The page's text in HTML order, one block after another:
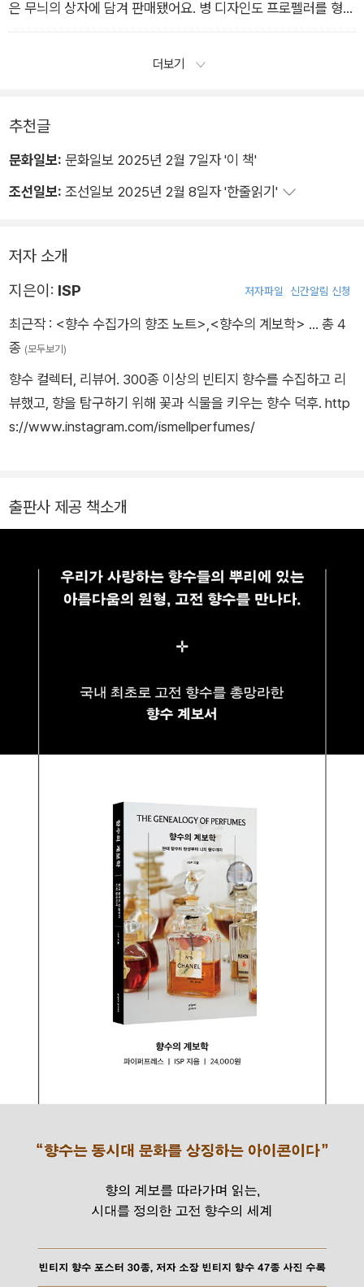
서도 초콜릿을 연상시키는 느낌을 줬어요.
[1920년대 - 이국적인 향과 모던함을 표현한 전설적인 향수들]
은 무늬의 상자에 담겨 판매됐어요. 병 디자인도 프로펠러를 형상
화했습니다. 1932년 미국의 여성 비행 조종사인 아멜리아 에어
하트Amelia Earhart가 처음으로 혼자서 멈추지 않고 대서양을
기를 이끌고 여행을 다닐 수는 없어도, 그런 꿈을 꾸던 마지막 시
대였습니다.
더보기
추천글
문화일보: 문화일보 2025년 2월 7일자 '이 책'
조선일보: 조선일보 2025년 2월 8일자 '한줄읽기'
저자 소개
지은이: ISP 저자파일 신간알림 신청
최근작 : <향수 수집가의 향조 노트> <향수의 계보학> … 총 4
종 (모두보기)
향수 컬렉터, 리뷰어. 300종 이상의 빈티지 향수를 수집하고 리
뷰했고, 향을 탐구하기 위해 꽃과 식물을 키우는 향수 덕후. http
s://www.instagram.com/ismellperfumes/
출판사 제공 책소개